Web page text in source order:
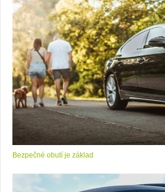
Bezpečné obutí je základ